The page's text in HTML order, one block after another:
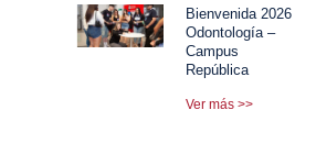
Bienvenida 2026
Odontología –
Campus
República
Ver más >>